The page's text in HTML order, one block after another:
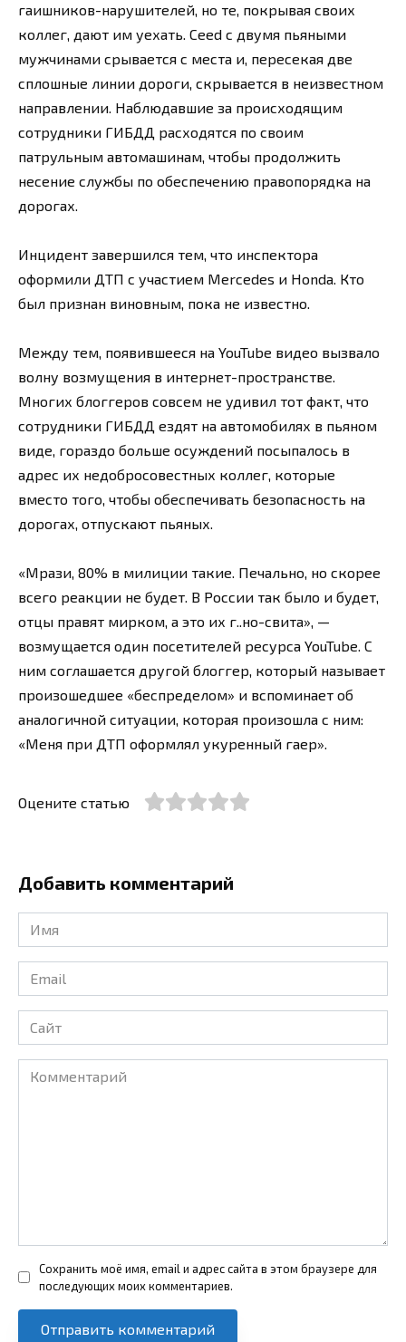
гаишников-нарушителей, но те, покрывая своих
коллег, дают им уехать. Ceed с двумя пьяными
мужчинами срывается с места и, пересекая две
сплошные линии дороги, скрывается в неизвестном
направлении. Наблюдавшие за происходящим
сотрудники ГИБДД расходятся по своим
патрульным автомашинам, чтобы продолжить
несение службы по обеспечению правопорядка на
дорогах.
Инцидент завершился тем, что инспектора
оформили ДТП с участием Mercedes и Honda. Кто
был признан виновным, пока не известно.
Между тем, появившееся на YouTube видео вызвало
волну возмущения в интернет-пространстве.
Многих блоггеров совсем не удивил тот факт, что
сотрудники ГИБДД ездят на автомобилях в пьяном
виде, гораздо больше осуждений посыпалось в
адрес их недобросовестных коллег, которые
вместо того, чтобы обеспечивать безопасность на
дорогах, отпускают пьяных.
«Мрази, 80% в милиции такие. Печально, но скорее
всего реакции не будет. В России так было и будет,
отцы правят мирком, а это их г..но-свита», —
возмущается один посетителей ресурса YouTube. С
ним соглашается другой блоггер, который называет
произошедшее «беспределом» и вспоминает об
аналогичной ситуации, которая произошла с ним:
«Меня при ДТП оформлял укуренный гаер».
Оцените статью
Добавить комментарий
Имя
*
Email
*
Сайт
Комментарий
Сохранить моё имя, email и адрес сайта в этом браузере для
последующих моих комментариев.